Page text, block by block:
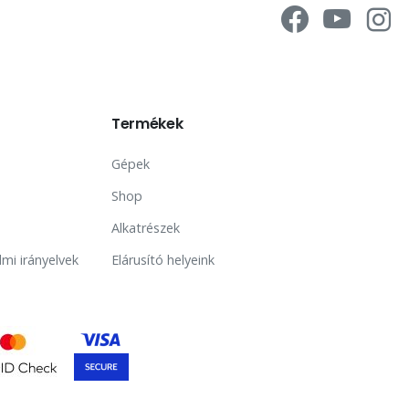
irányelvek
Termékek
Gépek
Shop
Alkatrészek
Elárusító helyeink